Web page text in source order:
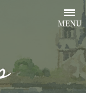
MENU